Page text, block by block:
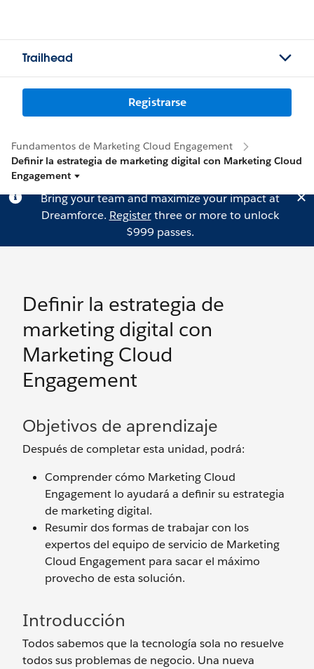
Trailhead
Registrarse
Fundamentos de Marketing Cloud Engagement
Definir la estrategia de marketing digital con Marketing Cloud
Engagement
Bring your team and maximize your impact at
Dreamforce. Registerthree or more to unlock
$999 passes.
Definir la estrategia de
marketing digital con
Marketing Cloud
Engagement
Objetivos de aprendizaje
Después de completar esta unidad, podrá:
Comprender cómo Marketing Cloud
Engagement lo ayudará a definir su estrategia
de marketing digital.
Resumir dos formas de trabajar con los
expertos del equipo de servicio de Marketing
Cloud Engagement para sacar el máximo
provecho de esta solución.
Introducción
Todos sabemos que la tecnología sola no resuelve
todos sus problemas de negocio. Una nueva